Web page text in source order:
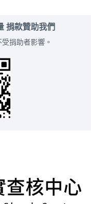
捐款贊助我們
捐助者影響。